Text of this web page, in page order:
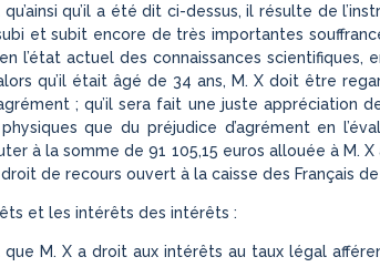
qu’il a été dit ci-dessus, il résulte de
et subit encore de très importantes
l’état actuel des connaissances scientifiques,
qu’il était âgé de 34 ans, M. X doit être
; qu’il sera fait une juste appréciation
physiques que du préjudice d’agrément en
à la somme de 91 105,15 euros allouée à M.
de recours ouvert à la caisse des Français de
et les intérêts des intérêts :
que M. X a droit aux intérêts au taux légal